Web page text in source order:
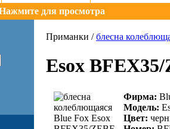
для просмотра
Приманки /блесна
Esox
Фирма:
Модель:
Цвет: